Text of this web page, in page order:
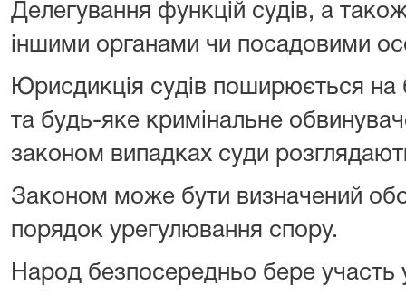
Делегування функцій судів, а
іншими органами чи посадовими
Юрисдикція судів поширюється на
та будь-яке кримінальне
законом випадках суди
Законом може бути визначений
порядок урегулювання спору.
Народ безпосередньо бере участь